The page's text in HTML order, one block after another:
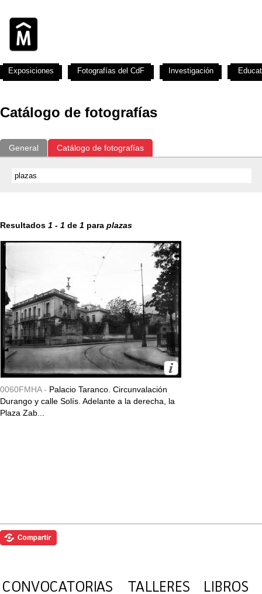
Catálogo de fotografías
General Catálogo de fotografías
Resultados 1 - 1 de 1 para plazas
0060FMHA - Palacio Taranco. Circunvalación
Durango y calle Solís. Adelante a la derecha, la
Plaza Zab...
Exposiciones Fotografías del CdF Investigación